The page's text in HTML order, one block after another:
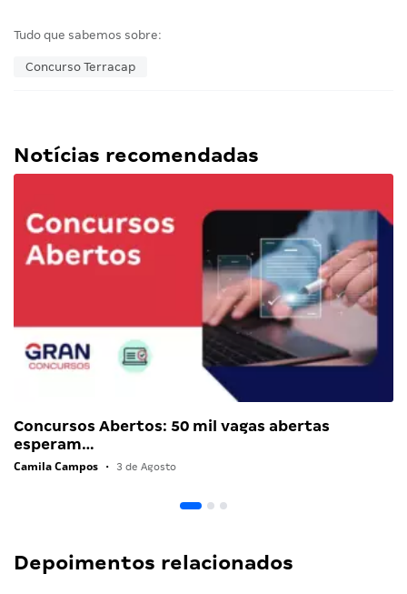
Tudo que sabemos sobre:
Concurso Terracap
Notícias recomendadas
Concursos Abertos: 50 mil vagas abertas
esperam…
Camila Campos • 3 de Agosto
Depoimentos relacionados